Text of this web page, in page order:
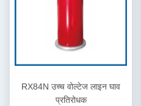
RX84N उच्च वोल्टेज लाइन घाव
प्रतिरोधक